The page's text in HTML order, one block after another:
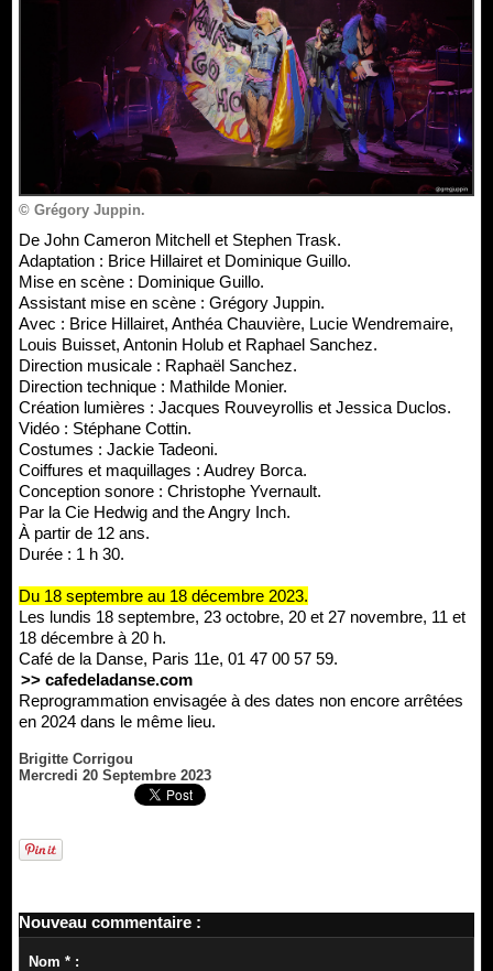
© Grégory Juppin.
De John Cameron Mitchell et Stephen Trask.
Adaptation : Brice Hillairet et Dominique Guillo.
Mise en scène : Dominique Guillo.
Assistant mise en scène : Grégory Juppin.
Avec : Brice Hillairet, Anthéa Chauvière, Lucie Wendremaire,
Louis Buisset, Antonin Holub et Raphael Sanchez.
Direction musicale : Raphaël Sanchez.
Direction technique : Mathilde Monier.
Création lumières : Jacques Rouveyrollis et Jessica Duclos.
Vidéo : Stéphane Cottin.
Costumes : Jackie Tadeoni.
Coiffures et maquillages : Audrey Borca.
Conception sonore : Christophe Yvernault.
Par la Cie Hedwig and the Angry Inch.
À partir de 12 ans.
Durée : 1 h 30.
Du 18 septembre au 18 décembre 2023.
Les lundis 18 septembre, 23 octobre, 20 et 27 novembre, 11 et
18 décembre à 20 h.
Café de la Danse, Paris 11e, 01 47 00 57 59.
>> cafedeladanse.com
Reprogrammation envisagée à des dates non encore arrêtées
en 2024 dans le même lieu.
Brigitte Corrigou
Mercredi 20 Septembre 2023
Nouveau commentaire :
Nom * :